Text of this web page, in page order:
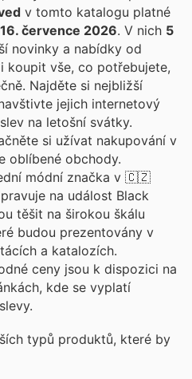
v tomto katalogu platné
16. července 2026 . V nich 5
novinky a nabídky od
koupit vše, co potřebujete,
Najděte si nejbližší
jejich internetový
na letošní svátky.
si užívat nakupování v
oblíbené obchody.
módní značka v 🇨🇿
na událost Black
těšit na širokou škálu
budou prezentovány v
a katalozích.
ceny jsou k dispozici na
kde se vyplatí
typů produktů, které by